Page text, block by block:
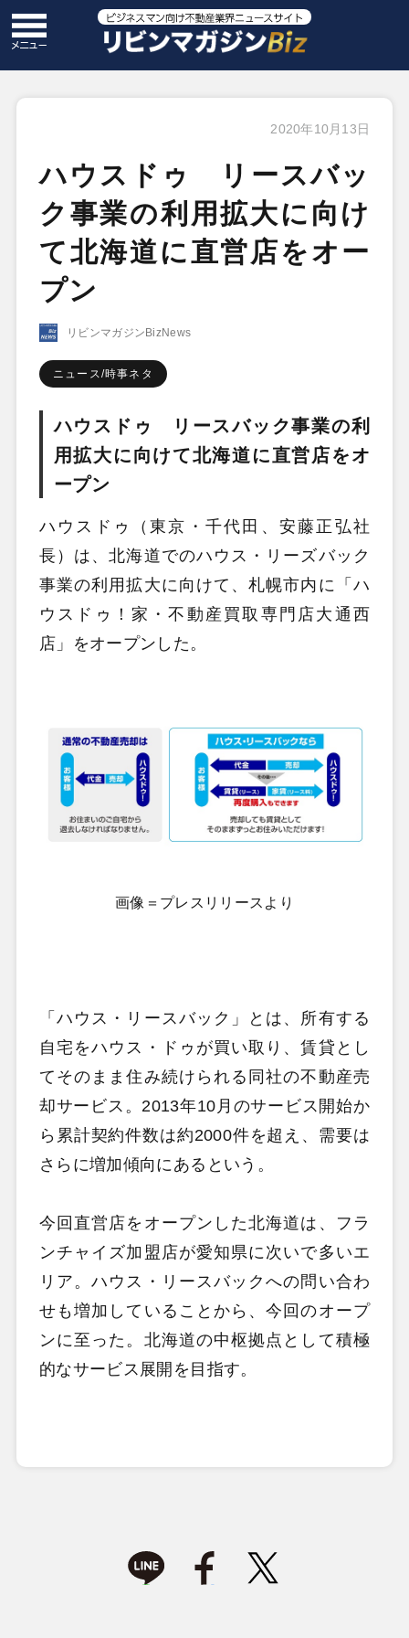
2020年10月13日
ハウスドゥ リースバッ
ク事業の利用拡大に向け
て北海道に直営店をオー
プン
リビンマガジンBizNews
ニュース/時事ネタ
ハウスドゥ リースバック事業の利
用拡大に向けて北海道に直営店をオ
ープン
ハウスドゥ（東京・千代田、安藤正弘社
長）は、北海道でのハウス・リーズバック
事業の利用拡大に向けて、札幌市内に「ハ
ウスドゥ！家・不動産買取専門店大通西
店」をオープンした。
画像＝プレスリリースより
「ハウス・リースバック」とは、所有する
自宅をハウス・ドゥが買い取り、賃貸とし
てそのまま住み続けられる同社の不動産売
却サービス。2013年10月のサービス開始か
ら累計契約件数は約2000件を超え、需要は
さらに増加傾向にあるという。
今回直営店をオープンした北海道は、フラ
ンチャイズ加盟店が愛知県に次いで多いエ
リア。ハウス・リースバックへの問い合わ
せも増加していることから、今回のオープ
ンに至った。北海道の中枢拠点として積極
的なサービス展開を目指す。